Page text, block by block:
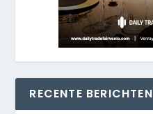
RECENTE BERICHTEN